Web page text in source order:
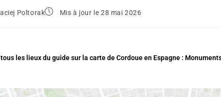
Poltorak Mis à jour le 28 mai 2026
les lieux du guide sur la carte de Cordoue en Espagne :